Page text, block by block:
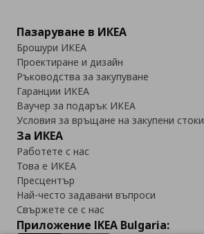
Пазаруване в ИКЕА
Брошури ИКЕА
Проектиране и дизайн
Ръководства за закупуване
Гаранции ИКЕА
Ваучер за подарък ИКЕА
Условия за връщане на закупени стоки
За ИКЕА
Работете с нас
Това е ИКЕА
Пресцентър
Най-често задавани въпроси
Свържете се с нас
Приложение IKEA Bulgaria: